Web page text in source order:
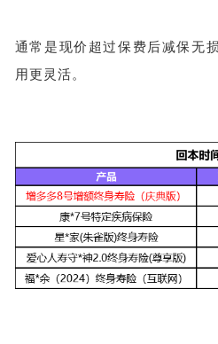
通常是现价超过保费后减保无
用更灵活。